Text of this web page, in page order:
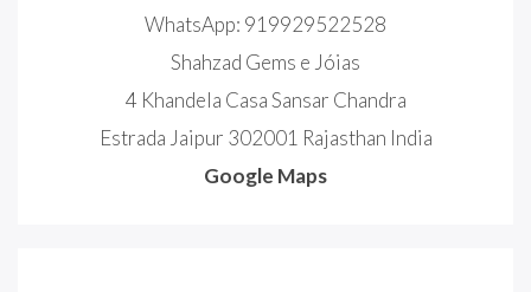
WhatsApp: 919929522528
Shahzad Gems e Jóias
4 Khandela Casa Sansar Chandra
Estrada Jaipur 302001 Rajasthan India
Google Maps